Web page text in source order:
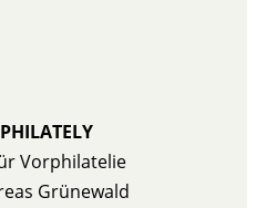
Vorphilatelie
Grünewald